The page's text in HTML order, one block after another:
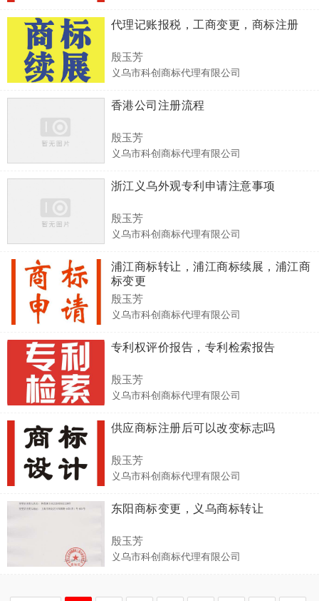
代理记账报税，工商变更，商标注册
殷玉芳
义乌市科创商标代理有限公司
香港公司注册流程
殷玉芳
义乌市科创商标代理有限公司
浙江义乌外观专利申请注意事项
殷玉芳
义乌市科创商标代理有限公司
浦江商标转让，浦江商标续展，浦江商
标变更
殷玉芳
义乌市科创商标代理有限公司
专利权评价报告，专利检索报告
殷玉芳
义乌市科创商标代理有限公司
供应商标注册后可以改变标志吗
殷玉芳
义乌市科创商标代理有限公司
东阳商标变更，义乌商标转让
殷玉芳
义乌市科创商标代理有限公司